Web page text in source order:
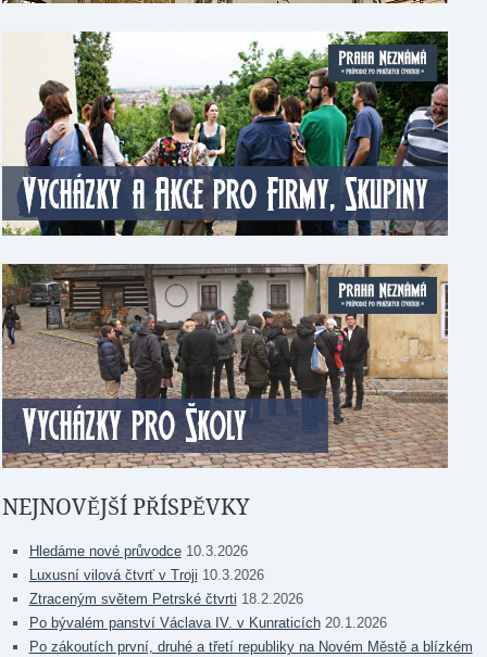
NEJNOVĚJŠÍ PŘÍSPĚVKY
Hledáme nové průvodce 10.3.2026
Luxusní vilová čtvrť v Troji 10.3.2026
Ztraceným světem Petrské čtvrti 18.2.2026
Po bývalém panství Václava IV. v Kunraticích 20.1.2026
Po zákoutích první, druhé a třetí republiky na Novém Městě a blízkém